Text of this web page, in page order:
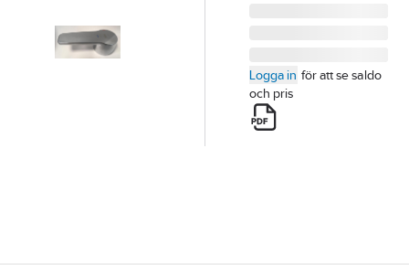
Logga in för att se saldo
och pris